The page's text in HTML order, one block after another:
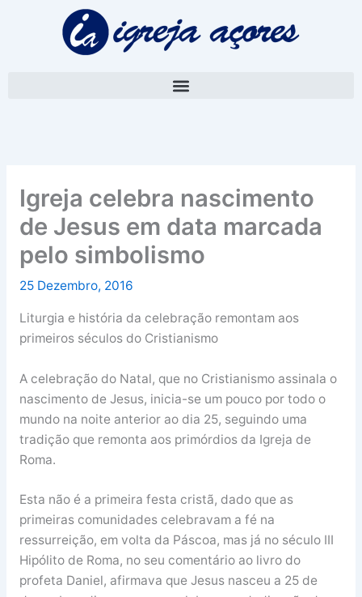
Igreja celebra nascimento
de Jesus em data marcada
pelo simbolismo
25 Dezembro, 2016
Liturgia e história da celebração remontam aos
primeiros séculos do Cristianismo
A celebração do Natal, que no Cristianismo assinala o
nascimento de Jesus, inicia-se um pouco por todo o
mundo na noite anterior ao dia 25, seguindo uma
tradição que remonta aos primórdios da Igreja de
Roma.
Esta não é a primeira festa cristã, dado que as
primeiras comunidades celebravam a fé na
ressurreição, em volta da Páscoa, mas já no século III
Hipólito de Roma, no seu comentário ao livro do
profeta Daniel, afirmava que Jesus nasceu a 25 de